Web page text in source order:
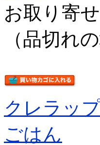
お取り寄せ
（品切れ
クレラッ
ごはん